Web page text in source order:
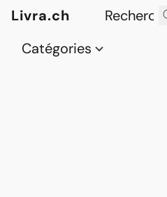
Livra.ch
Catégories